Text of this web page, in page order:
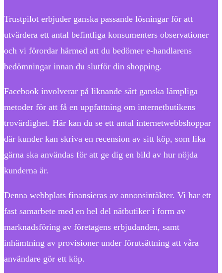
Trustpilot erbjuder ganska passande lösningar för att
utvärdera ett antal befintliga konsumenters observationer
och vi förordar härmed att du bedömer e-handlarens
bedömningar innan du slutför din shopping.
Facebook involverar på liknande sätt ganska lämpliga
metoder för att få en uppfattning om internetbutikens
trovärdighet. Här kan du se ett antal internetwebbshoppar
där kunder kan skriva en recension av sitt köp, som lika
gärna ska användas för att ge dig en bild av hur nöjda
kunderna är.
Denna webbplats finansieras av annonsintäkter. Vi har ett
fast samarbete med en hel del nätbutiker i form av
marknadsföring av företagens erbjudanden, samt
inhämtning av provisioner under förutsättning att våra
användare gör ett köp.